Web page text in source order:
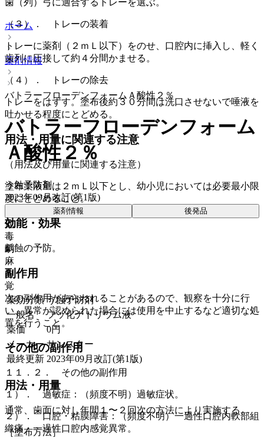
歯（列）弓に適合するトレーを選ぶ。
（３）． トレーの装着
トレーに薬剤（２ｍＬ以下）をのせ、口腔内に挿入し、軽く
歯列に圧接して約４分間かませる。
（４）． トレーの除去
トレーをはずす。塗布後約３０分間は洗口させないで唾液を
吐かせる程度にとどめる。
用法・用量に関連する注意
（用法及び用量に関連する注意）
塗布薬液量は２ｍＬ以下とし、幼小児においては必要最小限
度にとどめること。
効能・効果
齲蝕の予防。
副作用
次の副作用があらわれることがあるので、観察を十分に行
い、異常が認められた場合には使用を中止するなど適切な処
置を行うこと。
その他の副作用
１１．２． その他の副作用
１）． 過敏症：（頻度不明）過敏症状。
２）． 口腔・粘膜障害：（頻度不明）一過性口腔内軟部組
織痛・一過性口腔内感覚異常。
ホーム
薬剤情報
バトラーフローデンフォームＡ酸性２％
バトラーフローデンフォーム
Ａ酸性２％
う蝕予防剤
2023年09月改訂(第1版)
薬剤情報 後発品
他
毒
劇
麻
向
覚
薬効分類 う蝕予防剤
一般名
フッ化ナトリウム液
薬価
0円
メーカー サンスター
最終更新 2023年09月改訂(第1版)
用法・用量
通常、歯面に対し年間１〜２回次の方法により実施する。
［塗布方法］